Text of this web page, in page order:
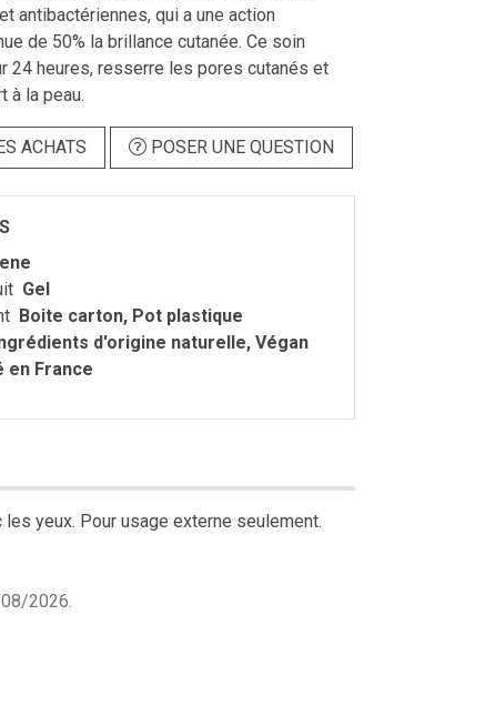
antibactériennes, qui a une action
de 50% la brillance cutanée. Ce soin
24 heures, resserre les pores cutanés et
à la peau.
ACHATS POSER UNE QUESTION
Gel
Boite carton, Pot plastique
d'origine naturelle, Végan
en France
yeux. Pour usage externe seulement.
2026.